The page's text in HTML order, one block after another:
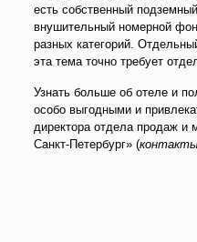
есть собственный
внушительный номерной
разных категорий.
эта тема точно требует
Узнать больше об отеле и
особо выгодными и
директора отдела продаж и
Санкт-Петербург» (